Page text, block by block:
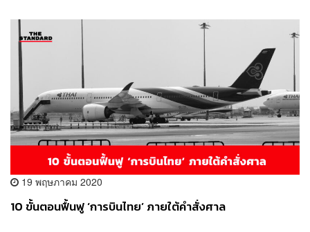
19 พฤษภาคม 2020
10 ขั้นตอนฟื้นฟู ‘การบินไทย’ ภายใต้คำสั่งศาล